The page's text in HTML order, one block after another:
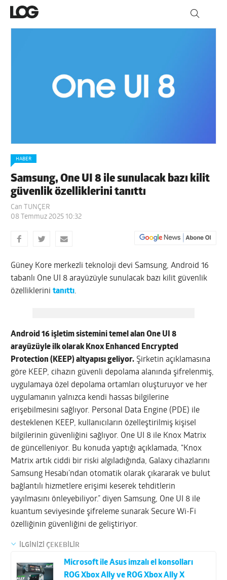
HABER
Samsung, One UI 8 ile sunulacak bazı kilit
güvenlik özelliklerini tanıttı
Can TUNÇER
08 Temmuz 2025 10:32
Güney Kore merkezli teknoloji devi Samsung, Android 16
tabanlı One UI 8 arayüzüyle sunulacak bazı kilit güvenlik
özelliklerinitanıttı.
Android 16 işletim sistemini temel alan One UI 8
arayüzüyle ilk olarak Knox Enhanced Encrypted
Protection (KEEP) altyapısı geliyor. Şirketin açıklamasına
göre KEEP, cihazın güvenli depolama alanında şifrelenmiş,
uygulamaya özel depolama ortamları oluşturuyor ve her
uygulamanın yalnızca kendi hassas bilgilerine
erişebilmesini sağlıyor. Personal Data Engine (PDE) ile
desteklenen KEEP, kullanıcıların özelleştirilmiş kişisel
bilgilerinin güvenliğini sağlıyor. One UI 8 ile Knox Matrix
de güncelleniyor. Bu konuda yaptığı açıklamada, “Knox
Matrix artık ciddi bir riski algıladığında, Galaxy cihazlarını
Samsung Hesabı’ndan otomatik olarak çıkararak ve bulut
bağlantılı hizmetlere erişimi keserek tehditlerin
yayılmasını önleyebiliyor.” diyen Samsung, One UI 8 ile
kuantum seviyesinde şifreleme sunarak Secure Wi-Fi
özelliğinin güvenliğini de geliştiriyor.
İLGİNİZİ ÇEKEBİLİR
Microsoft ile Asus imzalı el konsolları
ROG Xbox Ally ve ROG Xbox Ally X